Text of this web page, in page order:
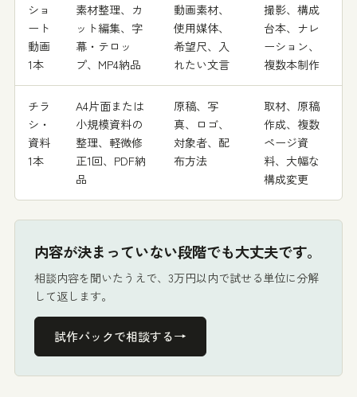
ショ
ート
動画
1本
素材整理、カ
ット編集、字
幕・テロッ
プ、MP4納品
動画素材、
使用媒体、
希望尺、入
れたい文言
撮影、構成
台本、ナレ
ーション、
複数本制作
チラ
シ・
資料
1本
A4片面または
小規模資料の
整理、軽微修
正1回、PDF納
品
原稿、写
真、ロゴ、
対象者、配
布方法
取材、原稿
作成、複数
ページ資
料、大幅な
構成変更
内容が決まっていない段階でも大丈夫です。
相談内容を聞いたうえで、3万円以内で試せる単位に分解
して返します。
試作パックで相談する→